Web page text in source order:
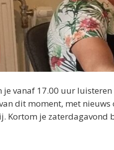
vanaf 17.00 uur
dit moment, met
Kortom je